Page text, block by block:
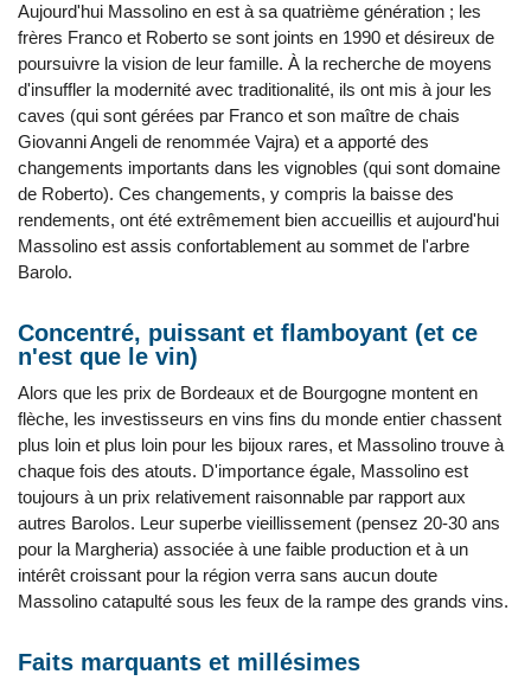
Aujourd'hui Massolino en est à sa quatrième génération ; les
frères Franco et Roberto se sont joints en 1990 et désireux de
poursuivre la vision de leur famille. À la recherche de moyens
d'insuffler la modernité avec traditionalité, ils ont mis à jour les
caves (qui sont gérées par Franco et son maître de chais
Giovanni Angeli de renommée Vajra) et a apporté des
changements importants dans les vignobles (qui sont domaine
de Roberto). Ces changements, y compris la baisse des
rendements, ont été extrêmement bien accueillis et aujourd'hui
Massolino est assis confortablement au sommet de l'arbre
Barolo.
Concentré, puissant et flamboyant (et ce
n'est que le vin)
Alors que les prix de Bordeaux et de Bourgogne montent en
flèche, les investisseurs en vins fins du monde entier chassent
plus loin et plus loin pour les bijoux rares, et Massolino trouve à
chaque fois des atouts. D'importance égale, Massolino est
toujours à un prix relativement raisonnable par rapport aux
autres Barolos. Leur superbe vieillissement (pensez 20-30 ans
pour la Margheria) associée à une faible production et à un
intérêt croissant pour la région verra sans aucun doute
Massolino catapulté sous les feux de la rampe des grands vins.
Faits marquants et millésimes